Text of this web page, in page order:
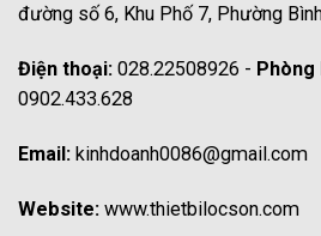
đường số 6, Khu Phố 7, Phường
Điện thoại: 028.22508926 - Phòng
0902.433.628
Email: kinhdoanh0086@gmail.com
Website: www.thietbilocson.com